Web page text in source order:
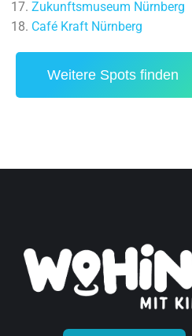
Zukunftsmuseum Nürnberg
Café Kraft Nürnberg
Weitere Spots finden